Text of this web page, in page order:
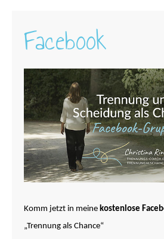
Facebook
Komm jetzt in meine kostenlose
„Trennung als Chance“